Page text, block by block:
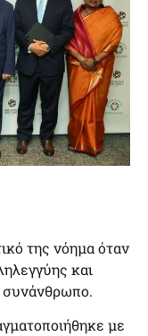
της νόημα όταν
και
συνάνθρωπο.
με